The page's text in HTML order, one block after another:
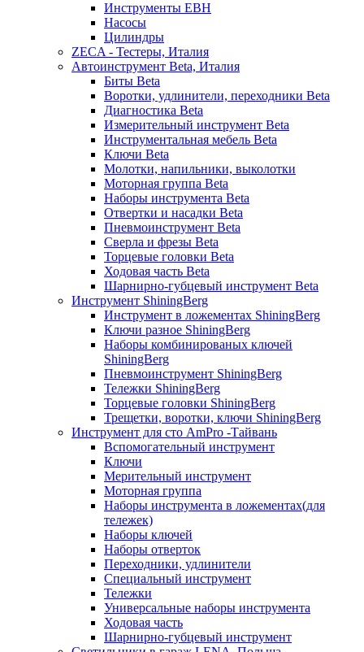
Инструменты EBH
Насосы
Цилиндры
ZECA - Тестеры, Италия
Автоинструмент Beta, Италия
Биты Beta
Воротки, удлинители, переходники Beta
Диагностика Beta
Измерительный инструмент Beta
Инструментальная мебель Beta
Ключи Beta
Молотки, напильники, выколотки
Моторная группа Beta
Наборы инструмента Beta
Отвертки и насадки Beta
Пневмоинструмент Beta
Сверла и фрезы Beta
Торцевые головки Beta
Ходовая часть Beta
Шарнирно-губцевый инструмент Beta
Инструмент ShiningBerg
Инструмент в ложементах ShiningBerg
Ключи разное ShiningBerg
Наборы комбинированых ключей
ShiningBerg
Пневмоинструмент ShiningBerg
Тележки ShiningBerg
Торцевые головки ShiningBerg
Трещетки, воротки, ключи ShiningBerg
Инструмент для сто AmPro -Тайвань
Вспомогательный инструмент
Ключи
Мерительный инструмент
Моторная группа
Наборы инструмента в ложементах(для
тележек)
Наборы ключей
Наборы отверток
Переходники, удлинители
Специальный инструмент
Тележки
Универсальные наборы инструмента
Ходовая часть
Шарнирно-губцевый инструмент